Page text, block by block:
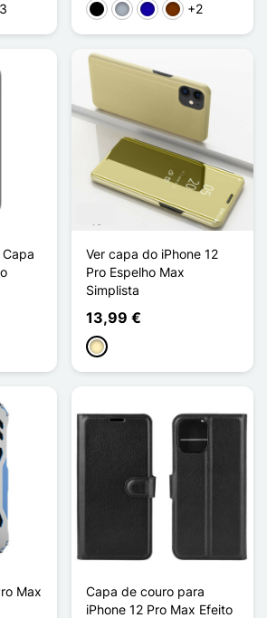
PretoCinzentoAzul Escuro
Café+2
Ver capa do iPhone 12
Pro Espelho Max
Simplista
13,99 €
Ouro
Max
Capa de couro para
iPhone 12 Pro Max Efeito